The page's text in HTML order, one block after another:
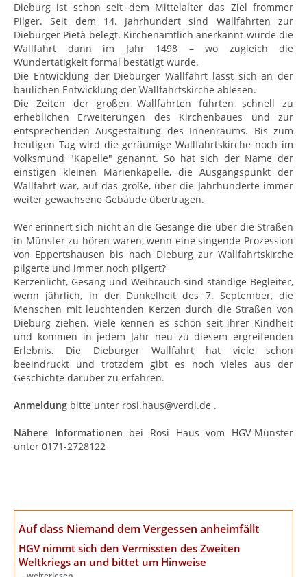
Dieburg ist schon seit dem Mittelalter das Ziel frommer
Pilger. Seit dem 14. Jahrhundert sind Wallfahrten zur
Dieburger Pietà belegt. Kirchenamtlich anerkannt wurde die
Wallfahrt dann im Jahr 1498 – wo zugleich die
Wundertätigkeit formal bestätigt wurde.
Die Entwicklung der Dieburger Wallfahrt lässt sich an der
baulichen Entwicklung der Wallfahrtskirche ablesen.
Die Zeiten der großen Wallfahrten führten schnell zu
erheblichen Erweiterungen des Kirchenbaues und zur
entsprechenden Ausgestaltung des Innenraums. Bis zum
heutigen Tag wird die geräumige Wallfahrtskirche noch im
Volksmund "Kapelle" genannt. So hat sich der Name der
einstigen kleinen Marienkapelle, die Ausgangspunkt der
Wallfahrt war, auf das große, über die Jahrhunderte immer
weiter gewachsene Gebäude übertragen.
Wer erinnert sich nicht an die Gesänge die über die Straßen
in Münster zu hören waren, wenn eine singende Prozession
von Eppertshausen bis nach Dieburg zur Wallfahrtskirche
pilgerte und immer noch pilgert?
Kerzenlicht, Gesang und Weihrauch sind ständige Begleiter,
wenn jährlich, in der Dunkelheit des 7. September, die
Menschen mit leuchtenden Kerzen durch die Straßen von
Dieburg ziehen. Viele kennen es schon seit ihrer Kindheit
und kommen in jedem Jahr neu zu diesem ergreifenden
Erlebnis. Die Dieburger Wallfahrt hat viele schon
beeindruckt und trotzdem gibt es noch vieles aus der
Geschichte darüber zu erfahren.
Anmeldung bitte unter rosi.haus@verdi.de .
Nähere Informationen bei Rosi Haus vom HGV-Münster
unter 0171-2728122
Auf dass Niemand dem Vergessen anheimfällt
HGV nimmt sich den Vermissten des Zweiten
Weltkriegs an und bittet um Hinweise